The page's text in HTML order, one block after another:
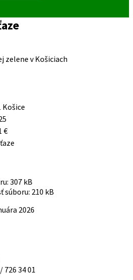
zelene v Košiciach
Košice
€
307 kB
súboru: 210 kB
2026
34 01